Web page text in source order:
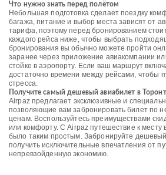
Что нужно знать перед полётом
Небольшая подготовка сделает поездку
багажа, питание и выбор места зависят от
тарифа, поэтому перед бронированием
каждого рейса ниже, чтобы выбрать
бронирования вы обычно можете пройти
заранее через приложение авиакомпании
стойке в аэропорту. Если ваш маршрут
достаточно времени между рейсами, чтобы
стресса.
Получите самый дешевый авиабилет в
Airpaz предлагает эксклюзивные и
позволяющие вам забронировать билет по
ценам. Воспользуйтесь преимуществами
или комфорту. С Airpaz путешествие к месту
было таким простым. Забронируйте
получить исключительные впечатления от
непревзойденную экономию.